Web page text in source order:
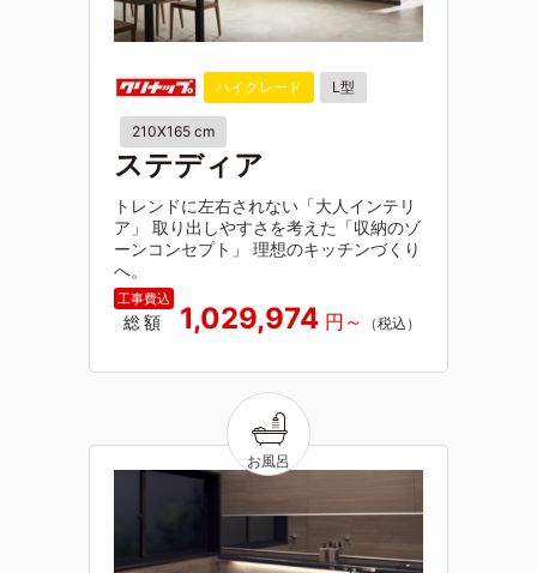
ハイグレード L型
210X165 cm
ステディア
トレンドに左右されない「大人インテリ
ア」 取り出しやすさを考えた「収納のゾ
ーンコンセプト」 理想のキッチンづくり
へ。
総額 1,029,974